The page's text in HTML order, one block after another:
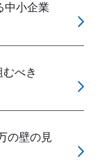
中小企業
べき
の壁の見